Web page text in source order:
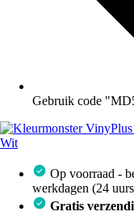
Gebruik code
Op voorraad -
werkdagen (24
Gratis